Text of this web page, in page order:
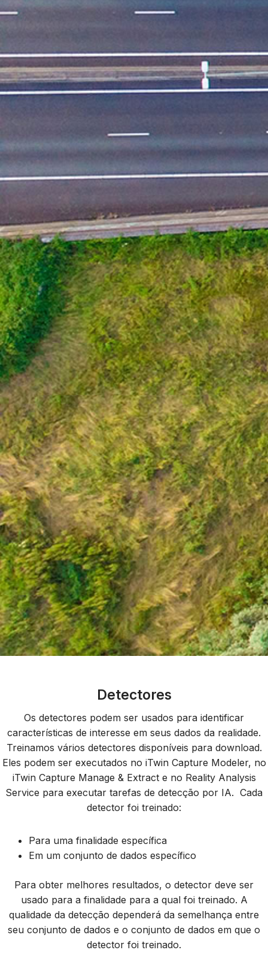
Detectores
Os detectores podem ser usados para identificar
características de interesse em seus dados da realidade.
Treinamos vários detectores disponíveis para download.
Eles podem ser executados no iTwin Capture Modeler, no
iTwin Capture Manage & Extract e no Reality Analysis
Service para executar tarefas de detecção por IA. Cada
detector foi treinado:
Para uma finalidade específica
Em um conjunto de dados específico
Para obter melhores resultados, o detector deve ser
usado para a finalidade para a qual foi treinado. A
qualidade da detecção dependerá da semelhança entre
seu conjunto de dados e o conjunto de dados em que o
detector foi treinado.